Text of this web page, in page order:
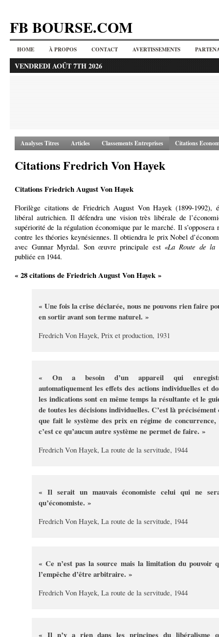
FB BOURSE.COM
HOME À PROPOS CONTACT AVERTISSEMENTS
VENDREDI AOÛT 7TH 2026
Analyses Titres Articles Classements Entreprises Citations
Citations Fredrich Von Hayek
Citations Friedrich August Von Hayek
Florilège citations de Friedrich August Von Hayek (1899-1992),
libéral autrichien. Il défendra une vision très libérale de
supériorité de la régulation économique par le marché. Il s’opposera
contre les théories keynésiennes. Il obtiendra le prix Nobel
avec Gunnar Myrdal. Son œuvre principale est «La Route de la
publiée en 1944.
« 28 citations de Friedrich August Von Hayek »
« Une fois la crise déclarée, nous ne pouvons rien faire
en sortir avant son terme naturel. »
Fredrich Von Hayek, Prix et production, 1931
« On a besoin d’un appareil qui
automatiquement les effets des actions individuelles et
les indications sont en même temps la résultante et le
de toutes les décisions individuelles. C’est là précisément
que fait le système des prix en régime de concurrence,
c’est ce qu’aucun autre système ne permet de faire. »
Fredrich Von Hayek, La route de la servitude, 1944
« Il serait un mauvais économiste celui qui ne
qu’économiste. »
Fredrich Von Hayek, La route de la servitude, 1944
« Ce n’est pas la source mais la limitation du pouvoir
l’empêche d’être arbitraire. »
Fredrich Von Hayek, La route de la servitude, 1944
« Il n’y a rien dans les principes du libéralisme